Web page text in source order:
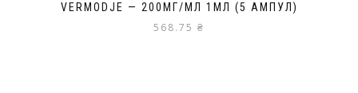
VERMODJE — 200МГ/МЛ 1МЛ (5 АМПУЛ)
568.75 ₴